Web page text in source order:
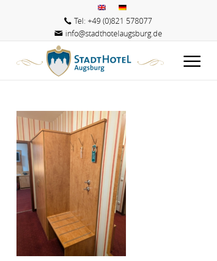
Tel: +49 (0)821 578077
info@stadthotelaugsburg.de